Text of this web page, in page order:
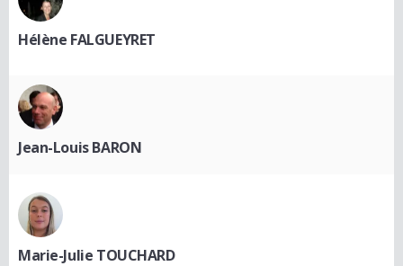
Hélène FALGUEYRET
Jean-Louis BARON
Marie-Julie TOUCHARD